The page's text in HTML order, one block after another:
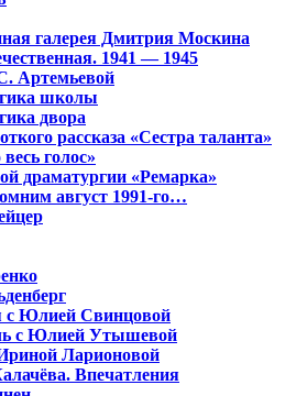
галерея Дмитрия Москина
1941 — 1945
Артемьевой
школы
двора
рассказа «Сестра таланта»
голос»
драматургии «Ремарка»
август 1991-го…
с Юлией Свинцовой
с Юлией Утышевой
Ларионовой
Впечатления